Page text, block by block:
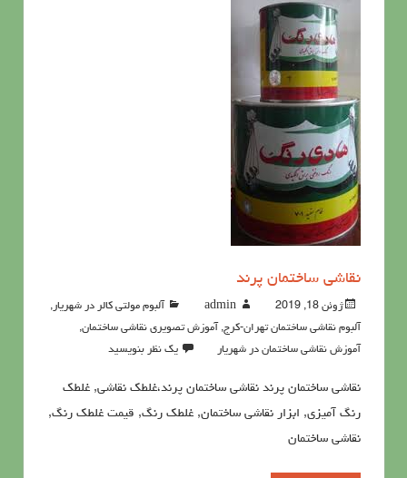
نقاشی ساختمان پرند
ژوئن 18, 2019 admin آلبوم مولتی کالر در شهریار,
آلبوم نقاشی ساختمان تهران-کرج, آموزش تصویری نقاشی ساختمان,
آموزش نقاشی ساختمان در شهریار
یک نظر بنویسید
نقاشی ساختمان پرند نقاشی ساختمان پرند،غلطک نقاشی, غلطک
رنگ آمیزی, ابزار نقاشی ساختمان, غلطک رنگ, قیمت غلطک رنگ,
نقاشی ساختمان